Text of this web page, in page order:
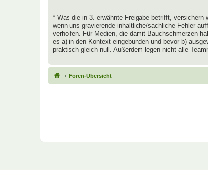
* Was die in 3. erwähnte Freigabe betrifft, versichern
wenn uns gravierende inhaltliche/sachliche Fehler
verholfen. Für Medien, die damit Bauchschmerzen
es a) in den Kontext eingebunden und bevor b)
praktisch gleich null. Außerdem legen nicht alle
Foren-Übersicht